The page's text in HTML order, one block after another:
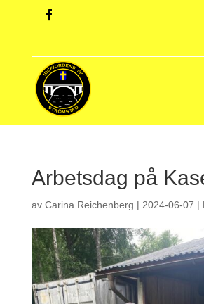
Arbetsdag på
av Carina Reichenberg | 2024-06-07 |